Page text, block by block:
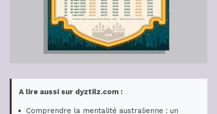
A lire aussi sur dyztilz.com :
Comprendre la mentalité australienne : un